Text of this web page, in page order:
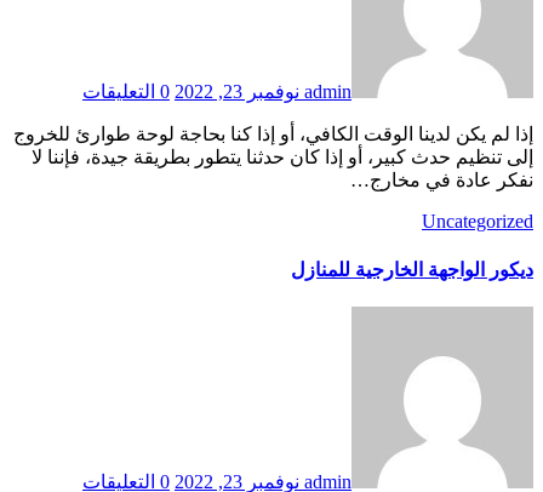
admin نوفمبر 23, 2022 0 التعليقات
إلى تنظيم حدث كبير، أو إذا كان حدثنا يتطور بطريقة جيدة، فإننا لا
نفكر عادة في مخارج…
Uncategorized
ديكور الواجهة الخارجية للمنازل
admin نوفمبر 23, 2022 0 التعليقات